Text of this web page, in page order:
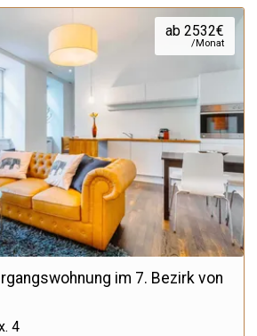
ab 2532€
/Monat
im 7. Bezirk von
4